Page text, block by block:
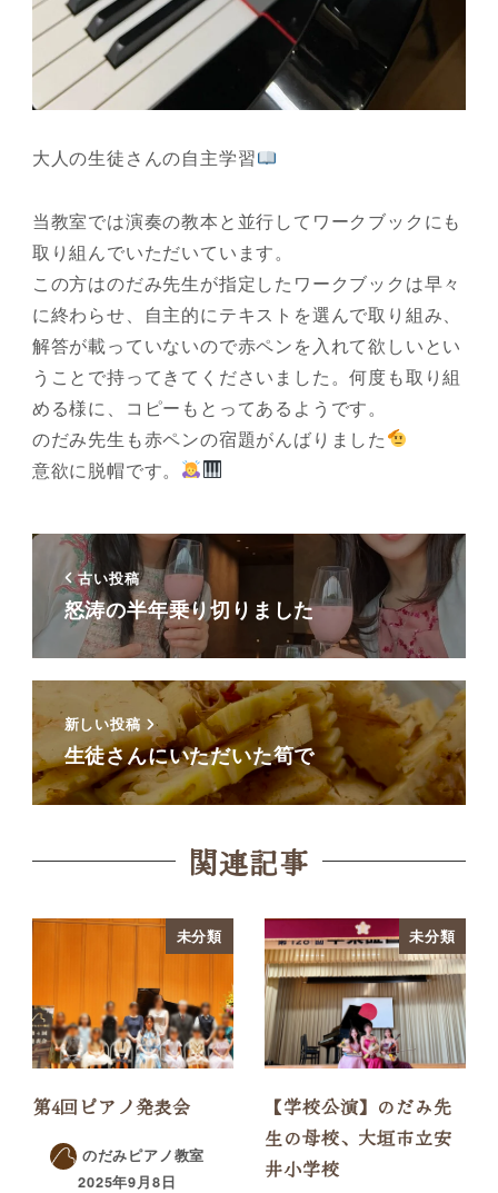
大人の生徒さんの自主学習
当教室では演奏の教本と並行してワークブックにも
取り組んでいただいています。
この方はのだみ先生が指定したワークブックは早々
に終わらせ、自主的にテキストを選んで取り組み、
解答が載っていないので赤ペンを入れて欲しいとい
うことで持ってきてくださいました。何度も取り組
める様に、コピーもとってあるようです。
のだみ先生も赤ペンの宿題がんばりました
意欲に脱帽です。
古い投稿
怒涛の半年乗り切りました
新しい投稿
生徒さんにいただいた筍で
関連記事
未分類
第4回ピアノ発表会
のだみピアノ教室
2025年9月8日
未分類
【学校公演】のだみ先
生の母校、大垣市立安
井小学校